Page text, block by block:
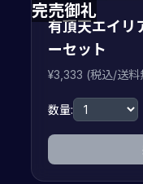
完売御礼
有頂天エイリ
ーセット
¥3,333 (税込/送料
数量: